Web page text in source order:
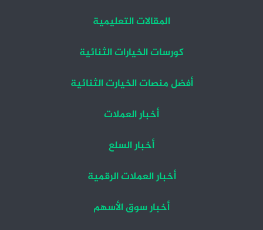
المقالات التعليمية
كورسات الخيارات الثنائية
أفضل منصات الخيارت الثنائية
أخبار العملات
أخبار السلع
أخبار العملات الرقمية
أخبار سوق الأسهم